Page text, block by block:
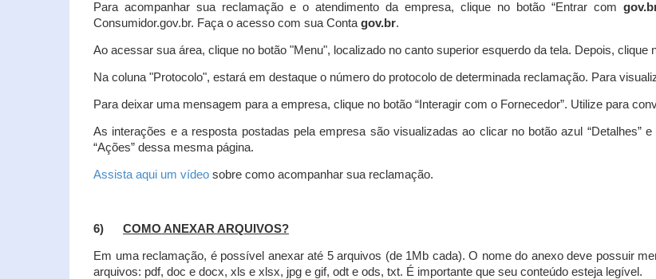
Para acompanhar sua reclamação e o atendimento da empresa, clique no botão “Entrar com
Consumidor.gov.br. Faça o acesso com sua Conta gov.br.
Ao acessar sua área, clique no botão "Menu", localizado no canto superior esquerdo da tela. Depois, clique
Na coluna "Protocolo", estará em destaque o número do protocolo de determinada reclamação. Para
Para deixar uma mensagem para a empresa, clique no botão “Interagir com o Fornecedor”. Utilize para
As interações e a resposta postadas pela empresa são visualizadas ao clicar no botão azul “Detalhes”
“Ações” dessa mesma página.
Assista aqui um vídeo sobre como acompanhar sua reclamação.
6) COMO ANEXAR ARQUIVOS?
Em uma reclamação, é possível anexar até 5 arquivos (de 1Mb cada). O nome do anexo deve possuir
arquivos: pdf, doc e docx, xls e xlsx, jpg e gif, odt e ods, txt. É importante que seu conteúdo esteja legível.